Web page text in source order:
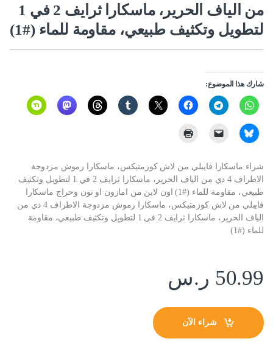
من الياف الحرير، ماسكارا ثرايف 2 في 1
لتطويل وتكثيف طبيعي، مقاومة للماء (#1)
شارك هذا الموضوع:
شراء ماسكارا فايبلي من لاش كوزمتيكس، ماسكارا رموش مزدوجة
الاطراف 4 دي من الياف الحرير، ماسكارا ثرايف 2 في 1 لتطويل وتكثيف
طبيعي، مقاومة للماء (#1) اون لاين من امازون او نون وحراج ماسكارا
فايبلي من لاش كوزمتيكس، ماسكارا رموش مزدوجة الاطراف 4 دي من
الياف الحرير، ماسكارا ثرايف 2 في 1 لتطويل وتكثيف طبيعي، مقاومة
للماء (#1)
50.99 ر.س
شراء الآن